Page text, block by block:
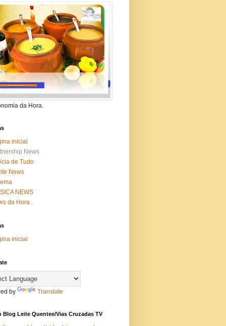
da Hora.
inicial
News
de Tudo
News
NEWS
da Hora .
inicial
by Translate
Blog Leite Quentee/Vias Cruzadas TV